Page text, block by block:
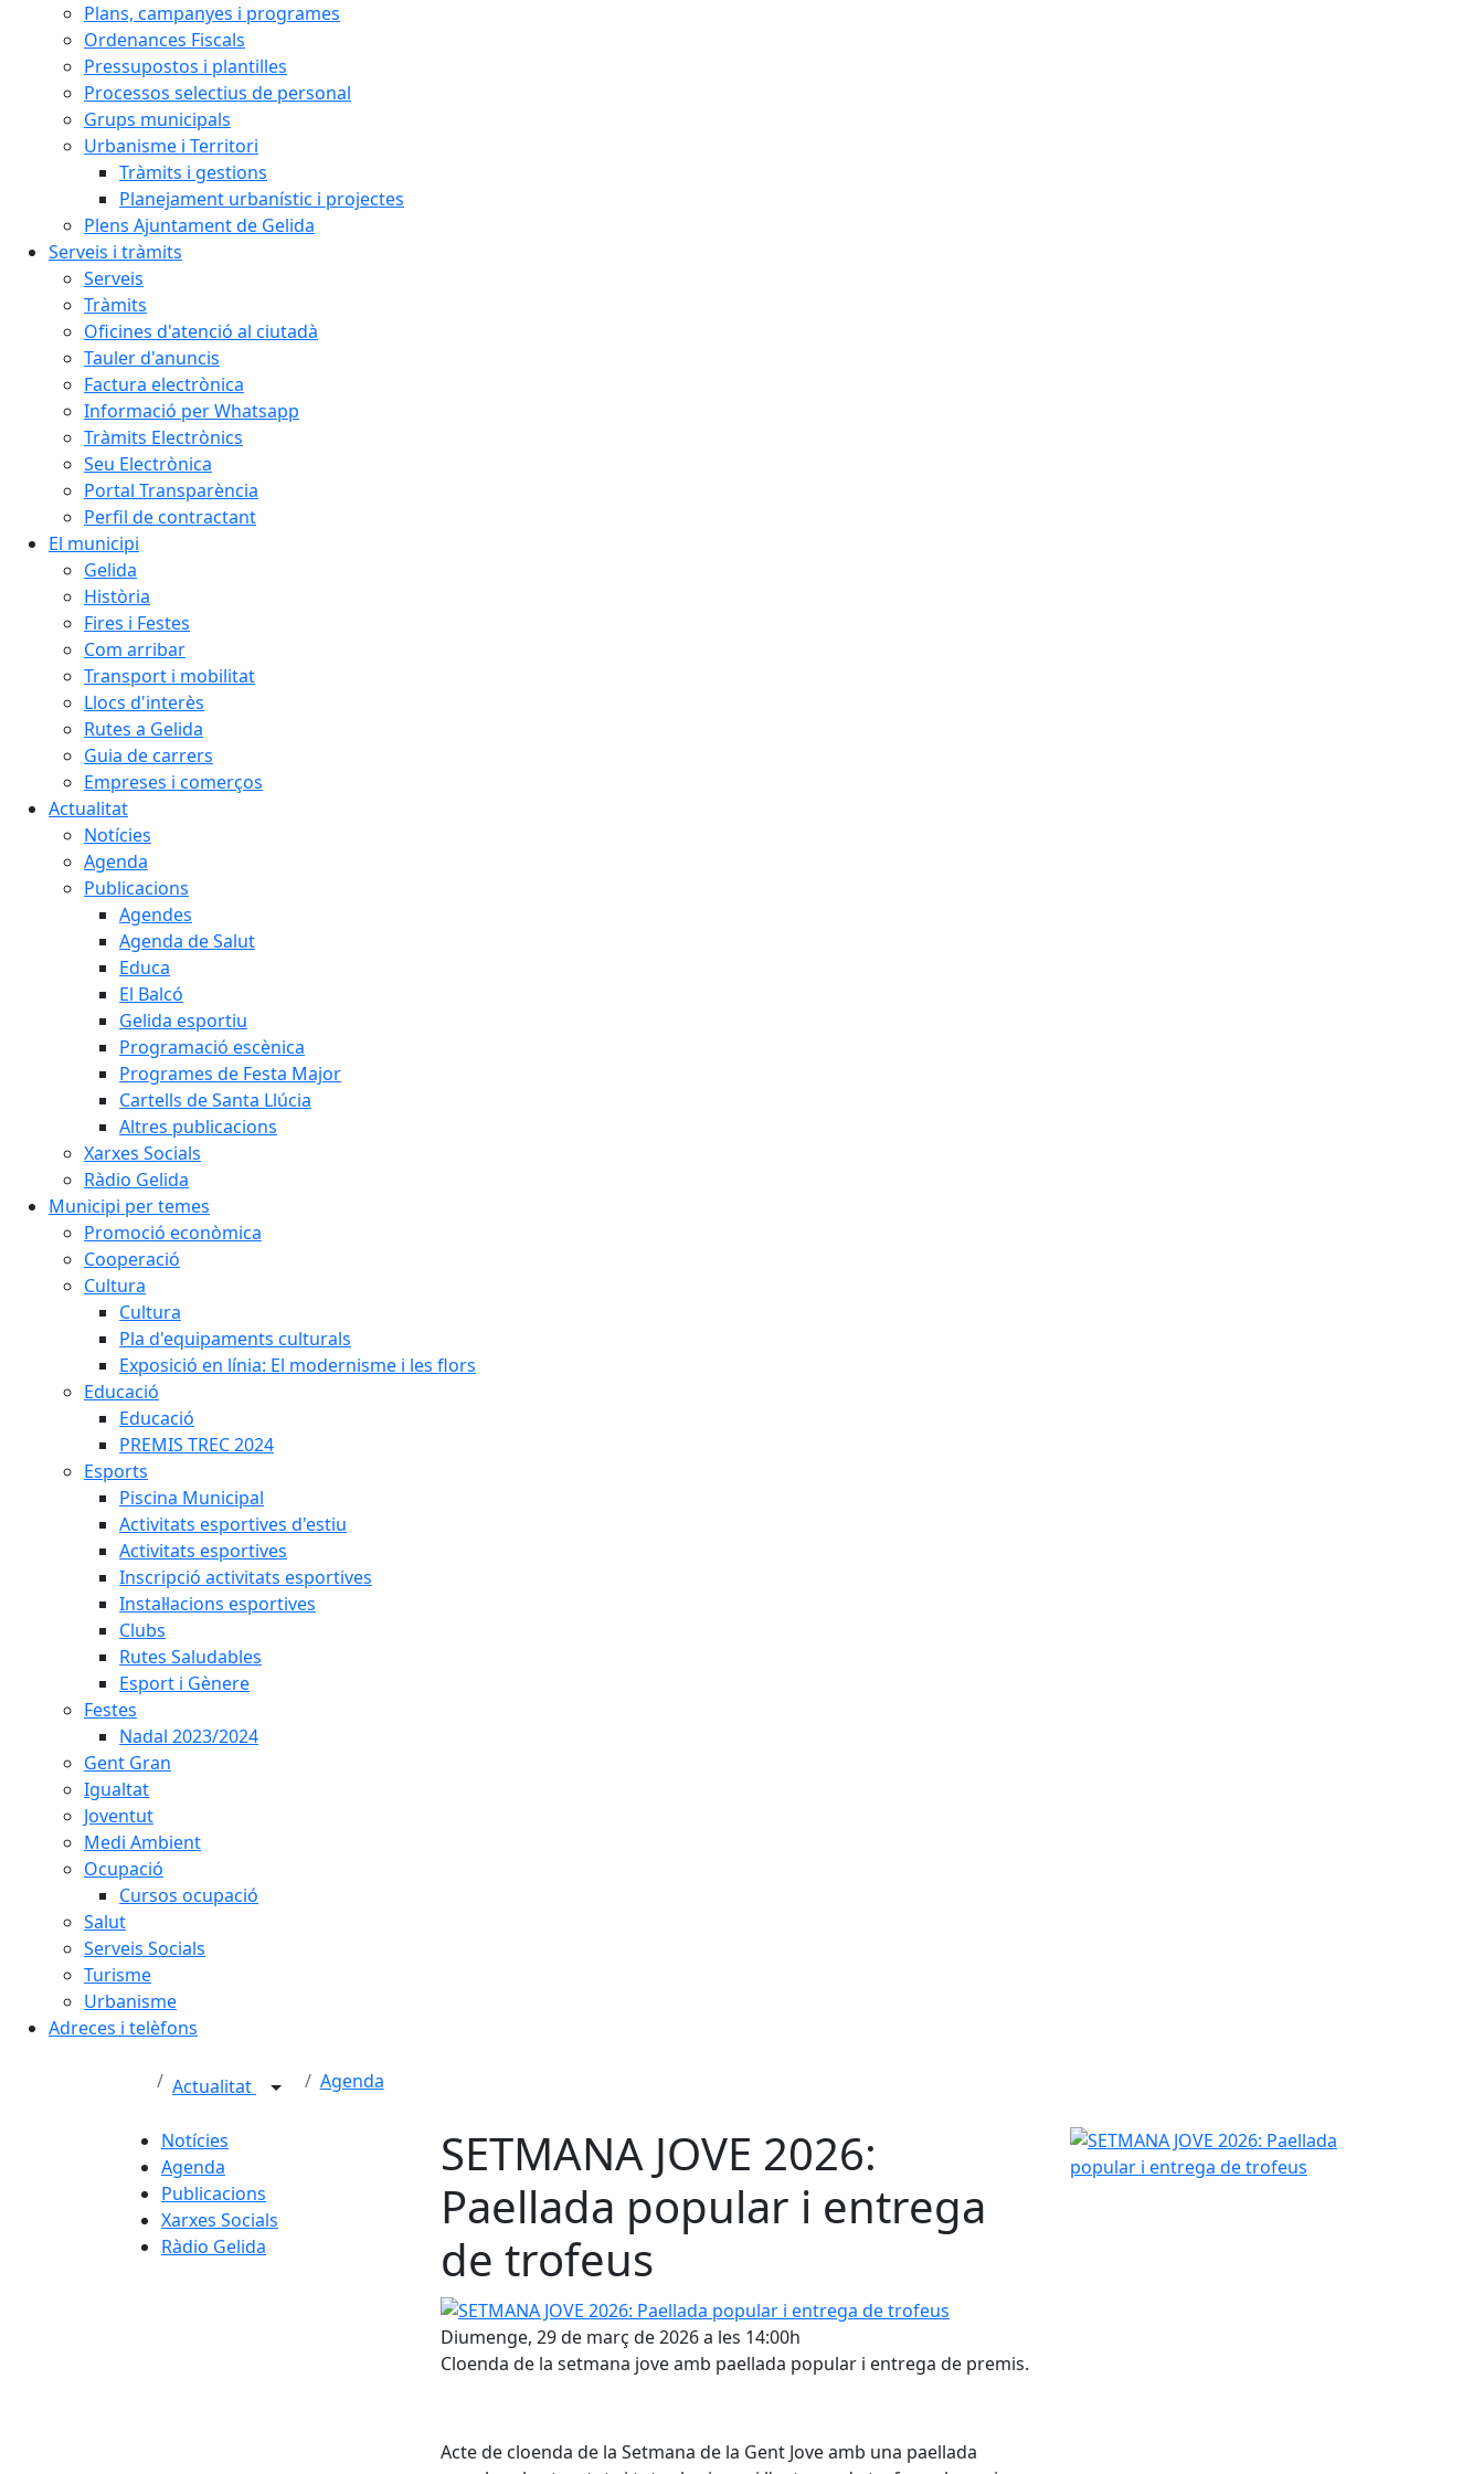
Plans, campanyes i programes
Ordenances Fiscals
Pressupostos i plantilles
Processos selectius de personal
Grups municipals
Urbanisme i Territori
Tràmits i gestions
Planejament urbanístic i projectes
Plens Ajuntament de Gelida
Serveis i tràmits
Serveis
Tràmits
Oficines d'atenció al ciutadà
Tauler d'anuncis
Factura electrònica
Informació per Whatsapp
Tràmits Electrònics
Seu Electrònica
Portal Transparència
Perfil de contractant
El municipi
Gelida
Història
Fires i Festes
Com arribar
Transport i mobilitat
Llocs d'interès
Rutes a Gelida
Guia de carrers
Empreses i comerços
Actualitat
Notícies
Agenda
Publicacions
Agendes
Agenda de Salut
Educa
El Balcó
Gelida esportiu
Programació escènica
Programes de Festa Major
Cartells de Santa Llúcia
Altres publicacions
Xarxes Socials
Ràdio Gelida
Municipi per temes
Promoció econòmica
Cooperació
Cultura
Cultura
Pla d'equipaments culturals
Exposició en línia: El modernisme i les flors
Educació
Educació
PREMIS TREC 2024
Esports
Piscina Municipal
Activitats esportives d'estiu
Activitats esportives
Inscripció activitats esportives
Instal·lacions esportives
Clubs
Rutes Saludables
Esport i Gènere
Festes
Nadal 2023/2024
Gent Gran
Igualtat
Joventut
Medi Ambient
Ocupació
Cursos ocupació
Salut
Serveis Socials
Turisme
Urbanisme
Adreces i telèfons
Actualitat Agenda
Notícies
Agenda
Publicacions
Xarxes Socials
Ràdio Gelida
SETMANA JOVE 2026:
Paellada popular i entrega
de trofeus
SETMANA JOVE 2026: Paellada popular i entrega de trofeus
Diumenge, 29 de març de 2026 a les 14:00h
Cloenda de la setmana jove amb paellada popular i entrega de premis.
Acte de cloenda de la Setmana de la Gent Jove amb una paellada
SETMANA JOVE 2026: Paellada popular i entrega